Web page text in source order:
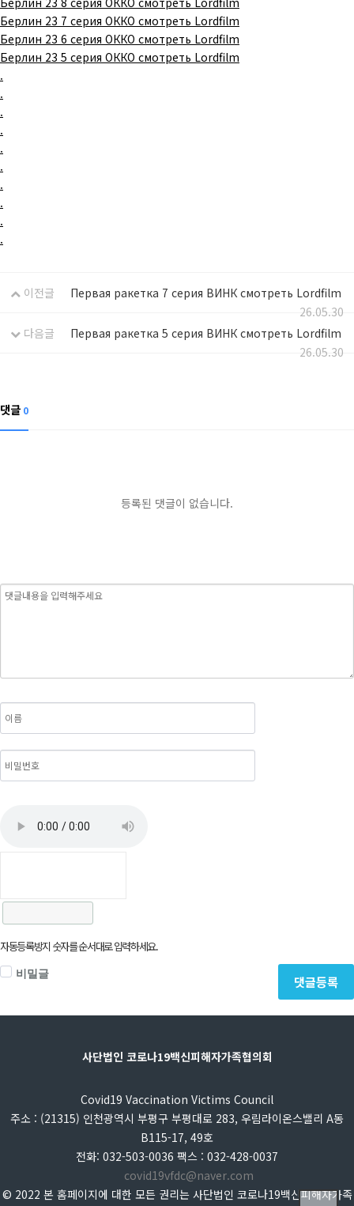
Берлин 23 7 серия ОККО смотреть Lordfilm
Берлин 23 6 серия ОККО смотреть Lordfilm
Берлин 23 5 серия ОККО смотреть Lordfilm
.
.
.
.
.
.
.
.
.
.
이전글
Первая ракетка 7 серия ВИНК смотреть Lordfilm
26.05.30
다음글
Первая ракетка 5 серия ВИНК смотреть Lordfilm
26.05.30
댓글 0
등록된 댓글이 없습니다.
자동등록방지 숫자를 순서대로 입력하세요.
비밀글 댓글등록
사단법인 코로나19백신피해자가족협의회
Covid19 Vaccination Victims Council
주소 : (21315) 인천광역시 부평구 부평대로 283, 우림라이온스밸리 A동
B115-17, 49호
전화: 032-503-0036 팩스 : 032-428-0037
covid19vfdc@naver.com
© 2022 본 홈페이지에 대한 모든 권리는 사단법인 코로나19백신피해자가족